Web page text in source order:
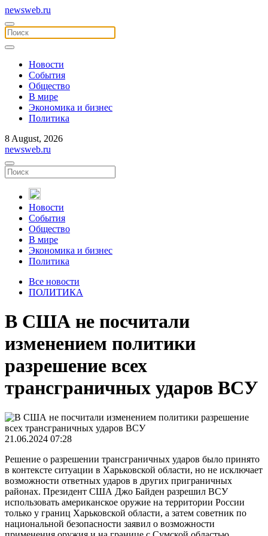
newsweb.ru
Новости
События
Общество
В мире
Экономика и бизнес
Политика
8 August, 2026
newsweb.ru
Новости
События
Общество
В мире
Экономика и бизнес
Политика
Все новости
ПОЛИТИКА
В США не посчитали
изменением политики
разрешение всех
трансграничных ударов ВСУ
21.06.2024 07:28
Решение о разрешении трансграничных ударов было принято
в контексте ситуации в Харьковской области, но не исключает
возможности ответных ударов в других приграничных
районах. Президент США Джо Байден разрешил ВСУ
использовать американское оружие на территории России
только у границ Харьковской области, а затем советник по
национальной безопасности заявил о возможности